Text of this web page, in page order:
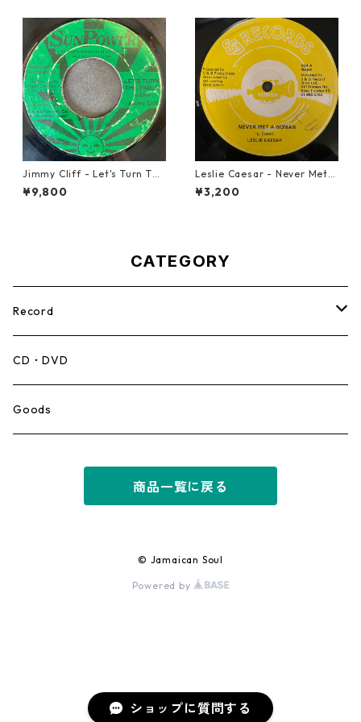
ショップに質問する
Jimmy Cliff - Let's Turn The
Table【7-21999】
¥9,800
Leslie Caesar - Never Met A
Woman【12-50067】
¥3,200
CATEGORY
Record
Mento,Calypso,Ballad
Ska
Early Dancehall
CD・DVD
Goods
商品一覧に戻る
© Jamaican Soul
Powered by